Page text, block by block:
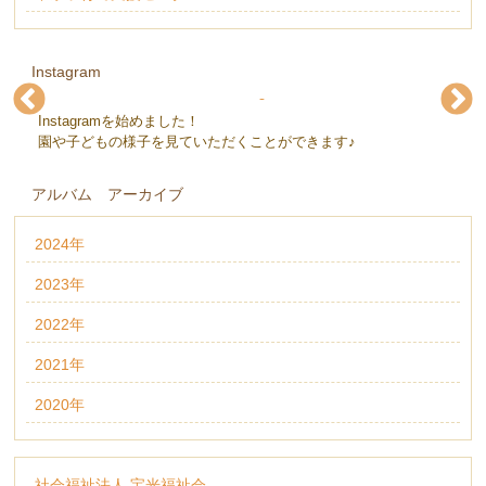
Instagram
下条保育園(@gejohoikuen)
下条保育園(@gejohoikuen)
下条保育園(@gejohoikuen)
下条保育園(@gejohoikuen)
下条保育園(@gejohoikuen)
下条保育園(@gejohoikuen)
Instagramを始めました！
園や子どもの様子を見ていただくことができます♪
アルバム アーカイブ
2024年
2023年
2022年
2021年
2020年